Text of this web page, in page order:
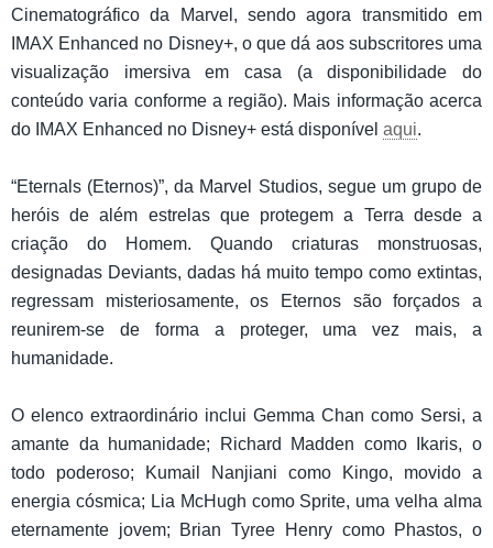
Cinematográfico da Marvel, sendo agora transmitido em
IMAX Enhanced no Disney+, o que dá aos subscritores uma
visualização imersiva em casa (a disponibilidade do
conteúdo varia conforme a região). Mais informação acerca
do IMAX Enhanced no Disney+ está disponível aqui.
“Eternals (Eternos)”, da Marvel Studios, segue um grupo de
heróis de além estrelas que protegem a Terra desde a
criação do Homem. Quando criaturas monstruosas,
designadas Deviants, dadas há muito tempo como extintas,
regressam misteriosamente, os Eternos são forçados a
reunirem-se de forma a proteger, uma vez mais, a
humanidade.
O elenco extraordinário inclui Gemma Chan como Sersi, a
amante da humanidade; Richard Madden como Ikaris, o
todo poderoso; Kumail Nanjiani como Kingo, movido a
energia cósmica; Lia McHugh como Sprite, uma velha alma
eternamente jovem; Brian Tyree Henry como Phastos, o